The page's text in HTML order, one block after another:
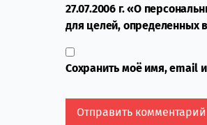
27.07.2006 г. «О
для целей, определенных в
Сохранить моё имя, email